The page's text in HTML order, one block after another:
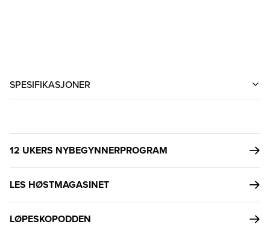
SPESIFIKASJONER
12 UKERS NYBEGYNNERPROGRAM
LES HØSTMAGASINET
LØPESKOPODDEN